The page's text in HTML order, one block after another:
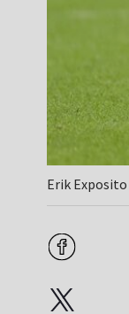
Erik